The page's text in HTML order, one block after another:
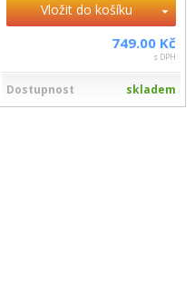
Vložit do košíku
749.00 Kč
s DPH
Dostupnost skladem